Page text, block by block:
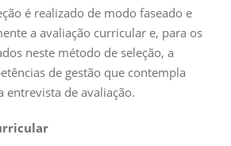
é realizado de modo faseado e
a avaliação curricular e, para os
neste método de seleção, a
de gestão que contempla
entrevista de avaliação.